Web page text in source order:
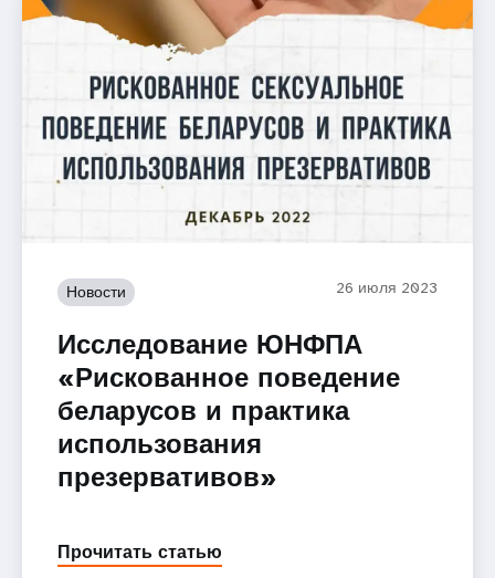
Новости 26 июля 2023
Исследование ЮНФПА
«Рискованное поведение
беларусов и практика
использования
презервативов»
Прочитать статью